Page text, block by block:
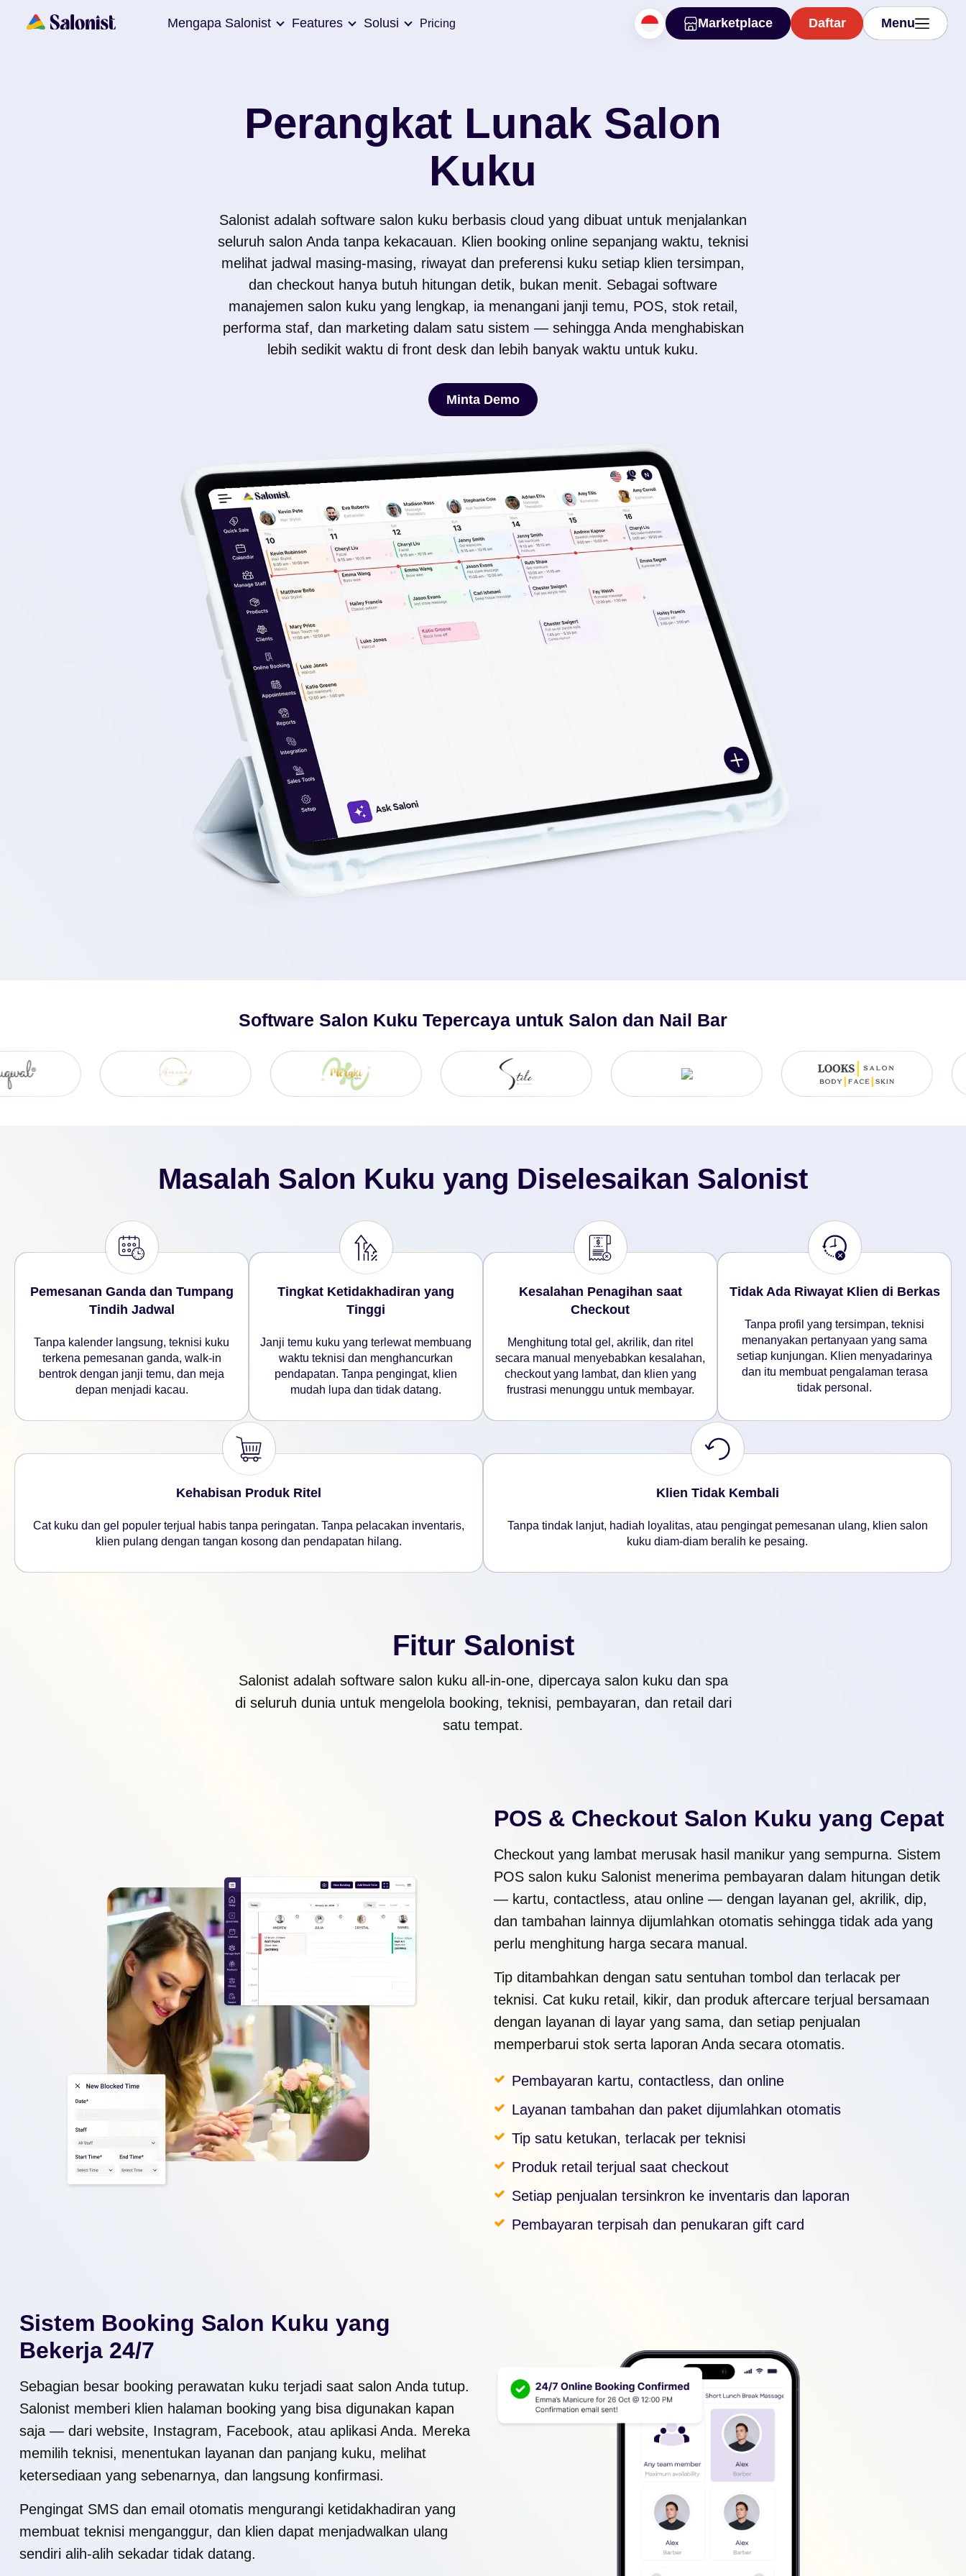
Mengapa Salonist Features Solusi Pricing Marketplace Daftar Menu
Perangkat Lunak Salon
Kuku
Salonist adalah software salon kuku berbasis cloud yang dibuat untuk menjalankan
seluruh salon Anda tanpa kekacauan. Klien booking online sepanjang waktu, teknisi
melihat jadwal masing-masing, riwayat dan preferensi kuku setiap klien tersimpan,
dan checkout hanya butuh hitungan detik, bukan menit. Sebagai software
manajemen salon kuku yang lengkap, ia menangani janji temu, POS, stok retail,
performa staf, dan marketing dalam satu sistem — sehingga Anda menghabiskan
lebih sedikit waktu di front desk dan lebih banyak waktu untuk kuku.
Minta Demo
Software Salon Kuku Tepercaya untuk Salon dan Nail Bar
Masalah Salon Kuku yang Diselesaikan Salonist
Pemesanan Ganda dan Tumpang
Tindih Jadwal
Tanpa kalender langsung, teknisi kuku
terkena pemesanan ganda, walk-in
bentrok dengan janji temu, dan meja
depan menjadi kacau.
Tingkat Ketidakhadiran yang
Tinggi
Janji temu kuku yang terlewat membuang
waktu teknisi dan menghancurkan
pendapatan. Tanpa pengingat, klien
mudah lupa dan tidak datang.
Kesalahan Penagihan saat
Checkout
Menghitung total gel, akrilik, dan ritel
secara manual menyebabkan kesalahan,
checkout yang lambat, dan klien yang
frustrasi menunggu untuk membayar.
Tidak Ada Riwayat Klien di Berkas
Tanpa profil yang tersimpan, teknisi
menanyakan pertanyaan yang sama
setiap kunjungan. Klien menyadarinya
dan itu membuat pengalaman terasa
tidak personal.
Kehabisan Produk Ritel
Cat kuku dan gel populer terjual habis tanpa peringatan. Tanpa pelacakan inventaris,
klien pulang dengan tangan kosong dan pendapatan hilang.
Klien Tidak Kembali
Tanpa tindak lanjut, hadiah loyalitas, atau pengingat pemesanan ulang, klien salon
kuku diam-diam beralih ke pesaing.
Fitur Salonist
Salonist adalah software salon kuku all-in-one, dipercaya salon kuku dan spa
di seluruh dunia untuk mengelola booking, teknisi, pembayaran, dan retail dari
satu tempat.
POS & Checkout Salon Kuku yang Cepat
Checkout yang lambat merusak hasil manikur yang sempurna. Sistem
POS salon kuku Salonist menerima pembayaran dalam hitungan detik
— kartu, contactless, atau online — dengan layanan gel, akrilik, dip,
dan tambahan lainnya dijumlahkan otomatis sehingga tidak ada yang
perlu menghitung harga secara manual.
Tip ditambahkan dengan satu sentuhan tombol dan terlacak per
teknisi. Cat kuku retail, kikir, dan produk aftercare terjual bersamaan
dengan layanan di layar yang sama, dan setiap penjualan
memperbarui stok serta laporan Anda secara otomatis.
Pembayaran kartu, contactless, dan online
Layanan tambahan dan paket dijumlahkan otomatis
Tip satu ketukan, terlacak per teknisi
Produk retail terjual saat checkout
Setiap penjualan tersinkron ke inventaris dan laporan
Pembayaran terpisah dan penukaran gift card
Sistem Booking Salon Kuku yang
Bekerja 24/7
Sebagian besar booking perawatan kuku terjadi saat salon Anda tutup.
Salonist memberi klien halaman booking yang bisa digunakan kapan
saja — dari website, Instagram, Facebook, atau aplikasi Anda. Mereka
memilih teknisi, menentukan layanan dan panjang kuku, melihat
ketersediaan yang sebenarnya, dan langsung konfirmasi.
Pengingat SMS dan email otomatis mengurangi ketidakhadiran yang
membuat teknisi menganggur, dan klien dapat menjadwalkan ulang
sendiri alih-alih sekadar tidak datang.